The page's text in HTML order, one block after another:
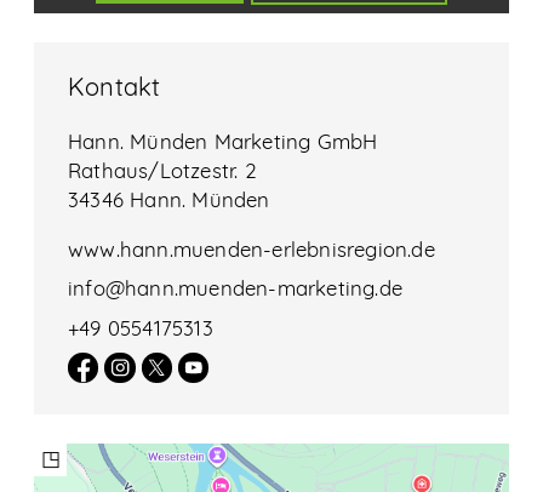
Kontakt
Hann. Münden Marketing GmbH
Rathaus/Lotzestr. 2
34346 Hann. Münden
www.hann.muenden-erlebnisregion.de
info@hann.muenden-marketing.de
+49 0554175313
◳